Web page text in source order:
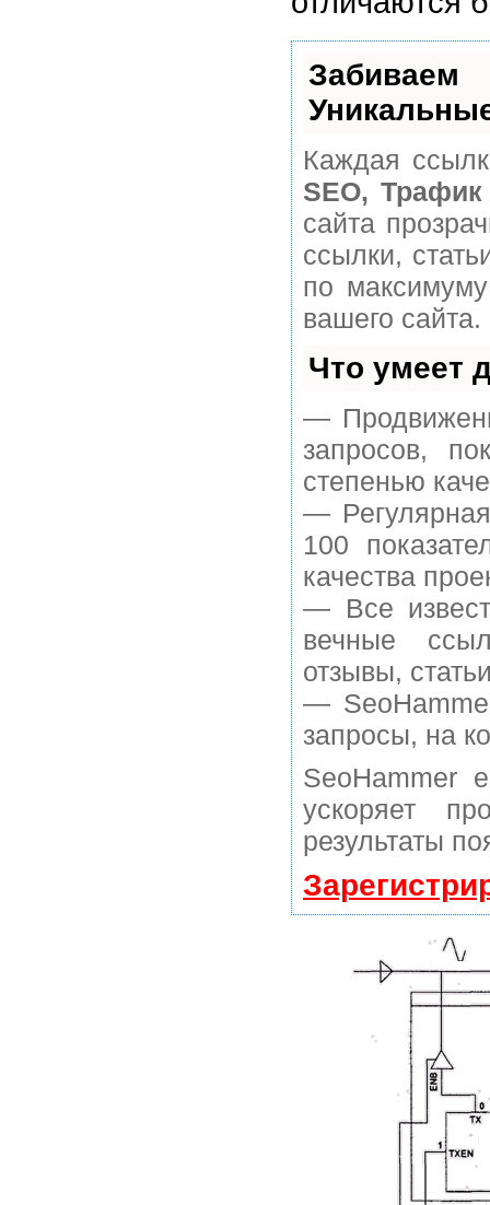
Каждая
SEO,
сайта
ссылки,
по
вашего сайта.
Что умеет
—
запросов,
степенью
—
100
качества
— Все
вечные
отзывы,
—
запросы, на
SeoHammer
ускоряет
результаты